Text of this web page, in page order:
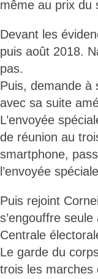
même au prix du
Devant les
puis août 2018.
pas.
Puis, demande à
avec sa suite
L’envoyée
de réunion au
smartphone,
l’envoyée
Puis rejoint
s’engouffre
Centrale
Le garde du
trois les marches